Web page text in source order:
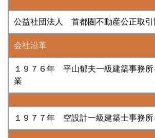
公益社団法人 首都圏不動産公正取引
会社沿革
１９７６年 平山郁夫一級建築事務所
業
１９７７年 空設計一級建築士事務所